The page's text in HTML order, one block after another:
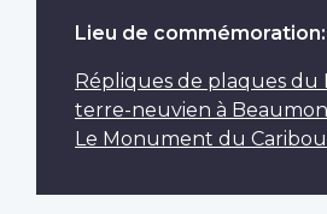
Lieu de commémoration:
Répliques de plaques du
terre-neuvien à
Le Monument du Caribou